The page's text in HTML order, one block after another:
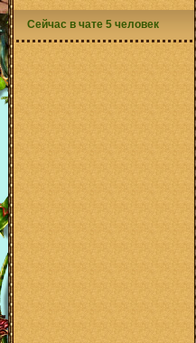
Сейчас в чате 5 человек